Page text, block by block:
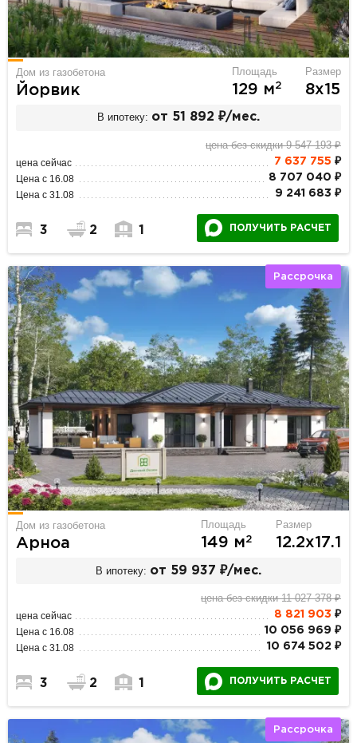
Дом из газобетона
Йорвик
Площадь
129 м2
Размер
8х15
В ипотеку: от 51 892 ₽/мес.
цена без скидки 9 547 193 ₽
цена сейчас 7 637 755 ₽
Цена с 16.08 8 707 040 ₽
Цена с 31.08 9 241 683 ₽
3 2 1 ПОЛУЧИТЬ РАСЧЕТ
Рассрочка
Дом из газобетона
Арноа
Площадь
149 м2
Размер
12.2х17.1
В ипотеку: от 59 937 ₽/мес.
цена без скидки 11 027 378 ₽
цена сейчас 8 821 903 ₽
Цена с 16.08 10 056 969 ₽
Цена с 31.08 10 674 502 ₽
3 2 1 ПОЛУЧИТЬ РАСЧЕТ
Рассрочка